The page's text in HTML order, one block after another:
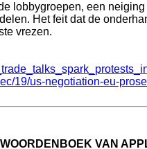
lobbygroepen, een
Het feit dat de
vrezen.
19/us-negotiation-eu-
VAN